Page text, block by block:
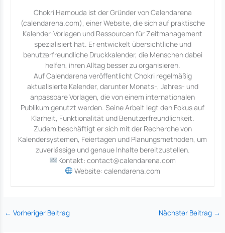
Chokri Hamouda ist der Gründer von Calendarena
(calendarena.com), einer Website, die sich auf praktische
Kalender-Vorlagen und Ressourcen für Zeitmanagement
spezialisiert hat. Er entwickelt übersichtliche und
benutzerfreundliche Druckkalender, die Menschen dabei
helfen, ihren Alltag besser zu organisieren.
Auf Calendarena veröffentlicht Chokri regelmäßig
aktualisierte Kalender, darunter Monats-, Jahres- und
anpassbare Vorlagen, die von einem internationalen
Publikum genutzt werden. Seine Arbeit legt den Fokus auf
Klarheit, Funktionalität und Benutzerfreundlichkeit.
Zudem beschäftigt er sich mit der Recherche von
Kalendersystemen, Feiertagen und Planungsmethoden, um
zuverlässige und genaue Inhalte bereitzustellen.
Kontakt: contact@calendarena.com
Website: calendarena.com
← Vorheriger Beitrag Nächster Beitrag →